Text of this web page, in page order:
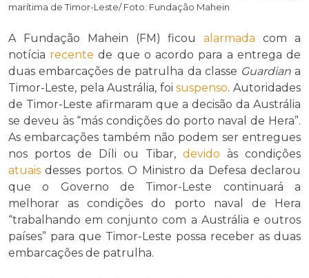
marítima de Timor-Leste/ Foto: Fundação Mahein
A Fundação Mahein (FM) ficoualarmada com a
notícia recente de que o acordo para a entrega de
duas embarcações de patrulha da classe Guardiana
Timor-Leste, pela Austrália, foisuspenso. Autoridades
de Timor-Leste afirmaram que a decisão da Austrália
se deveu às “más condições do porto naval de Hera”.
As embarcações também não podem ser entregues
nos portos de Díli ou Tibar, devido às condições
atuais desses portos. O Ministro da Defesa declarou
que o Governo de Timor-Leste continuará a
melhorar as condições do porto naval de Hera
“trabalhando em conjunto com a Austrália e outros
países” para que Timor-Leste possa receber as duas
embarcações de patrulha.